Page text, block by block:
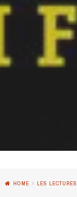
HOME LES LECTURES